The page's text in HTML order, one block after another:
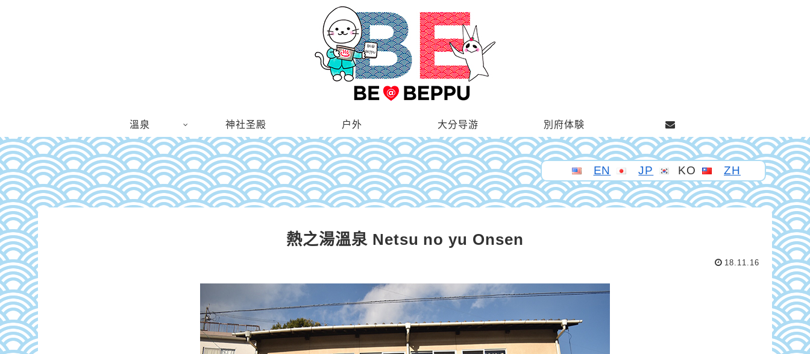
溫泉 神社圣殿 户外 大分导游 別府体験
EN JP KO ZH
熱之湯溫泉 Netsu no yu Onsen
18.11.16